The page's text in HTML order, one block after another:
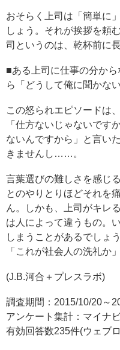
おそらく上司は「簡単に
しょう。それが挨拶を頼
司というのは、乾杯前に
■ある上司に仕事の分か
ら「どうして俺に聞かな
この怒られエピソードは
「仕方ないじゃないです
ないんですから」と言い
きませんし……。
言葉選びの難しさを感じ
とのやりとりほどそれを
ん。しかも、上司がキレ
は人によって違うもの。
しまうことがあるでしょ
「これが社会人の洗礼か
(J.B.河合＋プレスラボ)
調査期間：2015/10/20～
アンケート集計：マイナ
有効回答数235件(ウェブ